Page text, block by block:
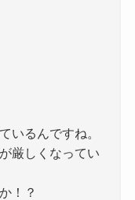
いるんですね。
厳しくなってい
！？